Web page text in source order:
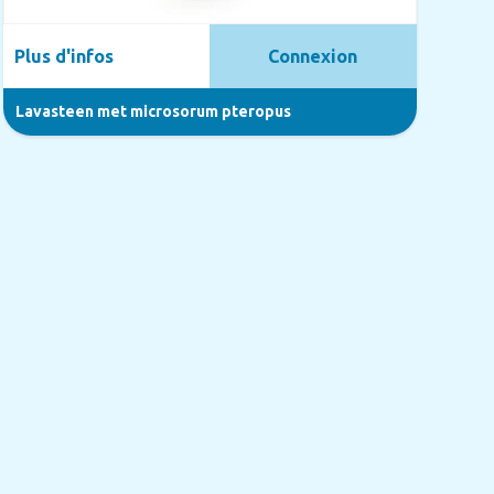
Lavasteen met microsorum pteropus
Plus d'infos Connexion